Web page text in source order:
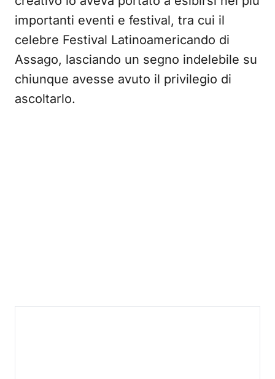
importanti eventi e festival, tra cui il
celebre Festival Latinoamericando di
Assago, lasciando un segno indelebile su
chiunque avesse avuto il privilegio di
ascoltarlo.